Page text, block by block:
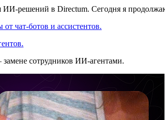
ИИ-решений в Directum. Сегодня я
чат-ботов и ассистентов.
сотрудников ИИ-агентами.